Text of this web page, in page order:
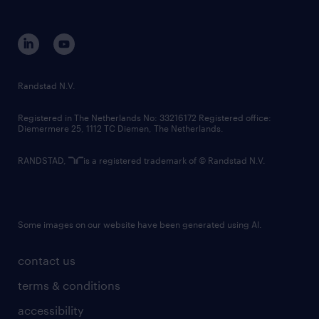
corporate governance
randstad innovation fund
country websites
contact us
terms & conditions
accessibility
Randstad N.V.
Registered in The Netherlands No: 33216172 Registered office:
Diemermere 25, 1112 TC Diemen, The Netherlands.
RANDSTAD, is a registered trademark of © Randstad N.V.
Some images on our website have been generated using AI.